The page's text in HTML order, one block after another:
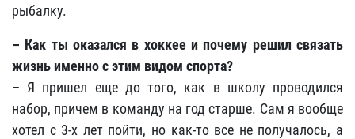
рыбалку.
– Как ты оказался в хоккее и почему решил связать
жизнь именно с этим видом спорта?
– Я пришел еще до того, как в школу проводился
набор, причем в команду на год старше. Сам я вообще
хотел с 3-х лет пойти, но как-то все не получалось, а